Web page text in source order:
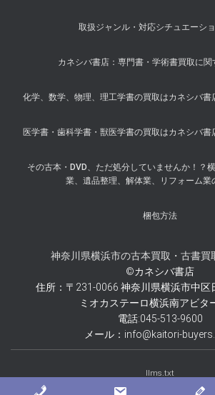
取扱ジャンル・対応シチュエーシ
カネシバ書店：専門書・学術書買取に関
化学、数学、物理、理工学書の買取はカネシバ書
医学書・歯科学書・獣医学書の買取はカネシバ書
その古本・DVD、ただ処分していませんか！？
業、遺品整理、解体業、リフォーム業
梱包方法
神奈川県横浜市の古本買取・古書買
©カネシバ書店
住所：〒231-0066 神奈川県横浜市中区
ミオカステーロ横浜南アビタ
電話:045-513-9600
メール：info@kaitori-
llms.txt